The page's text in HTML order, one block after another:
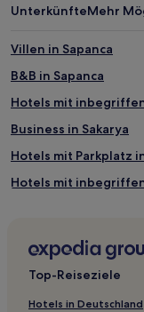
UnterkünfteMehr
Villen in Sapanca
B&B in Sapanca
Hotels mit
Business in Sakarya
Hotels mit Parkplatz
Hotels mit
Business in Sapanca
Top-Reiseziele
Hotels in Deutschland